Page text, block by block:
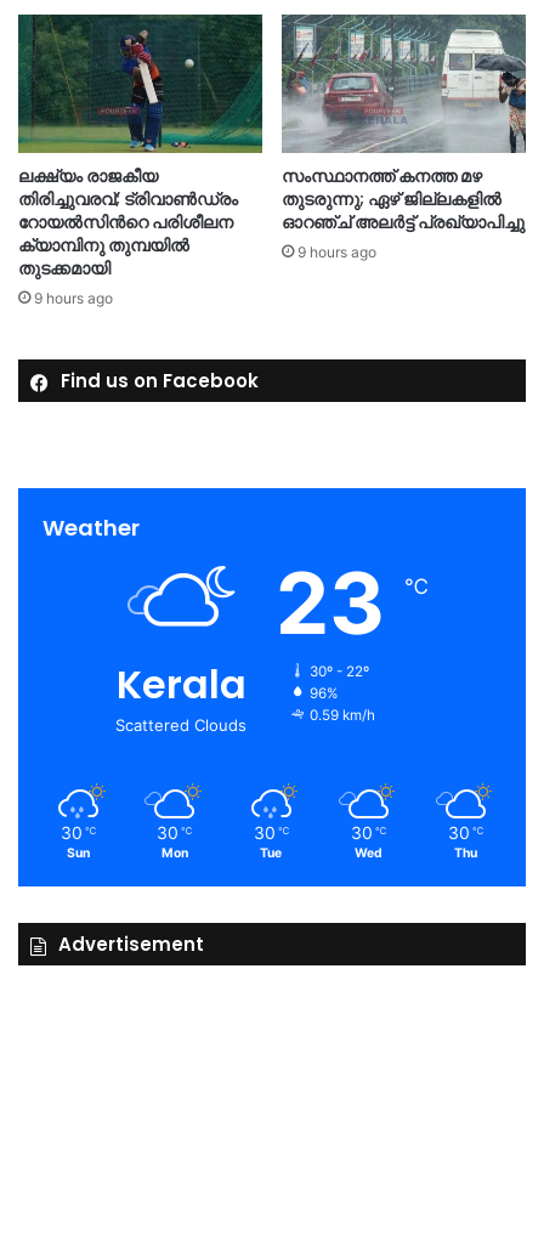
ലക്ഷ്യം രാജകീയ
തിരിച്ചുവരവ്; ട്രിവാൺഡ്രം
റോയൽസിന്‍റെ പരിശീലന
ക്യാമ്പിനു തുമ്പയില്‍
തുടക്കമായി
9 hours ago
സംസ്ഥാനത്ത് കനത്ത മഴ
തുടരുന്നു; ഏഴ് ജില്ലകളിൽ
ഓറഞ്ച് അലർട്ട് പ്രഖ്യാപിച്ചു
9 hours ago
Find us on Facebook
Weather
Kerala
Scattered Clouds
23 ℃
30º - 22º
96%
0.59 km/h
30 ℃
Sun
30 ℃
Mon
30 ℃
Tue
30 ℃
Wed
30 ℃
Thu
Advertisement